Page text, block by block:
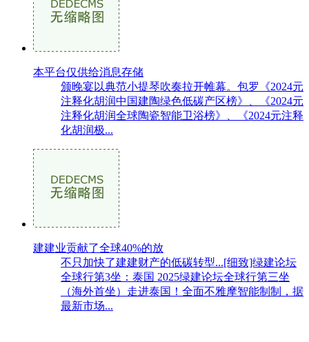
本平台仅供给消息存储
颁晚宴以典范小提琴吹奏拉开帷幕。包罗《2024元
注释化胡润中国建陶绿色低碳产区榜》、《2024元
注释化胡润全球陶瓷智能卫浴榜》、《2024元注释
化胡润极...
建建业贡献了全球40%的放
不只加快了建建财产的低碳转型...[细致]绿建论坛
全球行第3坐：泰国 2025绿建论坛全球行第三坐
（海外首坐）走进泰国！全面不雅摩智能制制，据
最新市场...